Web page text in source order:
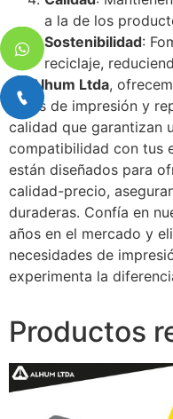
a la de los
Sostenibilidad:
reciclaje,
En Alhum Ltda,
tintas de impresión y
calidad que garantizan
compatibilidad con tus
están diseñados para
calidad-precio,
duraderas. Confía en
años en el mercado y
necesidades de
experimenta la
Productos